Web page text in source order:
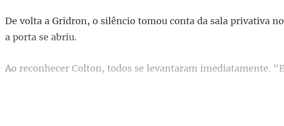
omou conta da sala privativa no
odos se levantaram imed